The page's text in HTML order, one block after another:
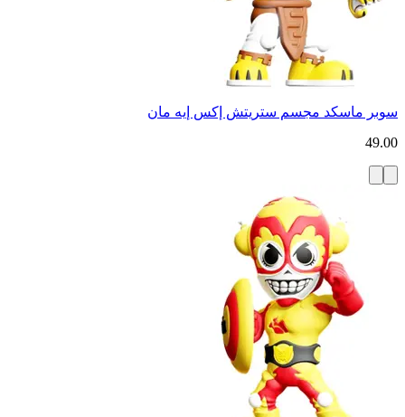
سوبر ماسكد مجسم ستريتش إكس إيه مان
49.00